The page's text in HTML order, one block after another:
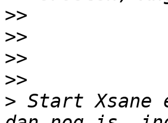
>>
>>
>>
>>
> Start Xsane